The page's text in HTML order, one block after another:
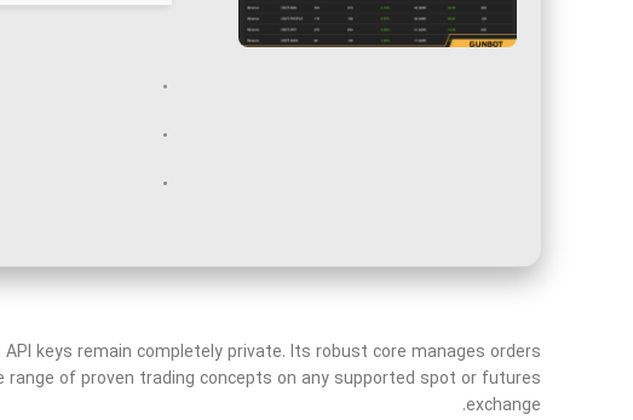
keys remain completely private. Its robust core manages orders
of proven trading concepts on any supported spot or futures
exchange.